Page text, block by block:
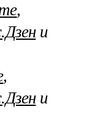
,
и
,
и